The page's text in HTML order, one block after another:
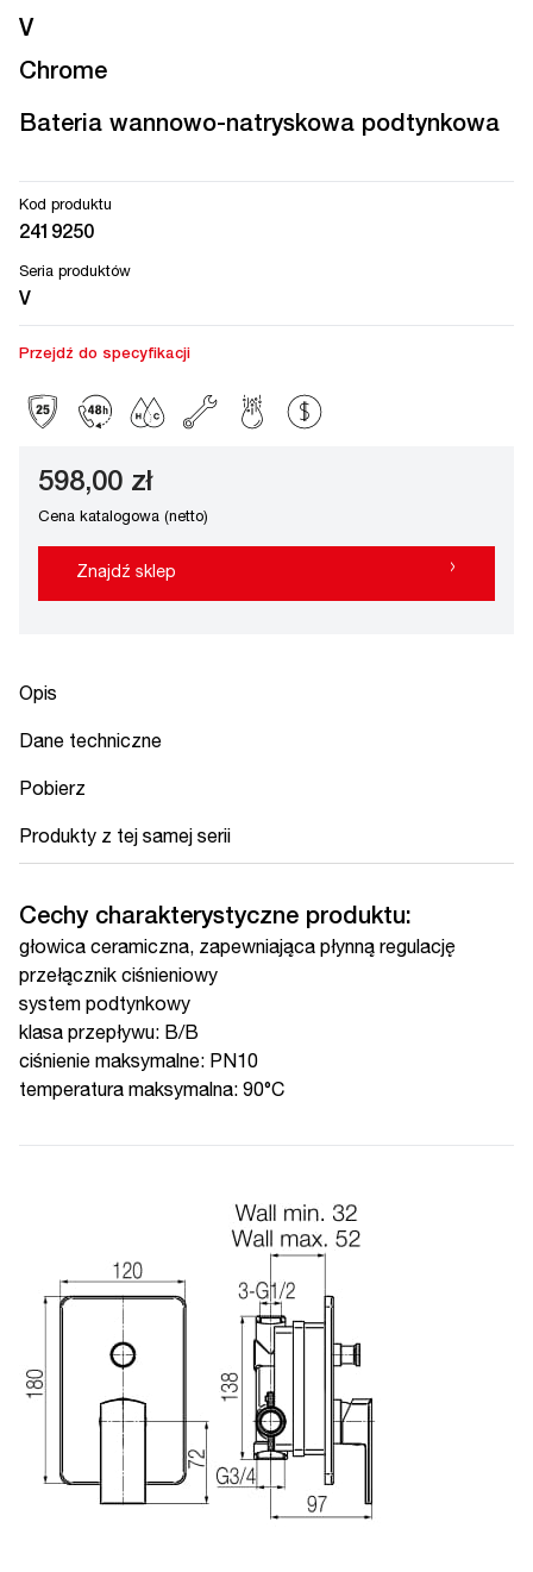
V
Chrome
Bateria wannowo-natryskowa podtynkowa
Kod produktu
2419250
Seria produktów
V
Przejdź do specyfikacji
598,00 zł
Cena katalogowa (netto)
Znajdź sklep ›
Opis
Dane techniczne
Pobierz
Produkty z tej samej serii
Cechy charakterystyczne produktu:
głowica ceramiczna, zapewniająca płynną regulację
przełącznik ciśnieniowy
system podtynkowy
klasa przepływu: B/B
ciśnienie maksymalne: PN10
temperatura maksymalna: 90°C